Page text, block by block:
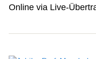
Online via Live-